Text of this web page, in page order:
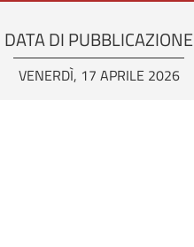
DATA DI PUBBLICAZIONE
VENERDÌ, 17 APRILE 2026